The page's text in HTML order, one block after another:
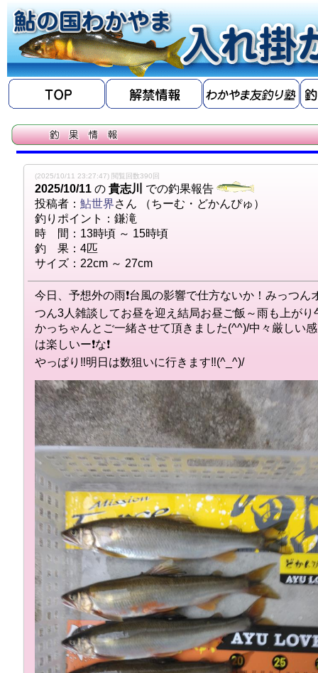
(2025/10/11 23:27:47) 閲覧回数390回
2025/10/11 の 貴志川
での釣果報告
投稿者： 鮎世界さん （ちーむ・どかんぴゅ）
釣りポイント：鎌滝
時 間：13時頃 ～ 15時頃
釣 果：4匹
サイズ：22cm ～ 27cm
今日、予想外の雨❗台風の影響で仕方ないか！みっつ
つん3人雑談してお昼を迎え結局お昼ご飯～雨も上がり
かっちゃんとご一緒させて頂きました(^^)/中々厳しい
は楽しいー❗な❗
やっぱり‼️明日は数狙いに行きます‼️(^_^)/